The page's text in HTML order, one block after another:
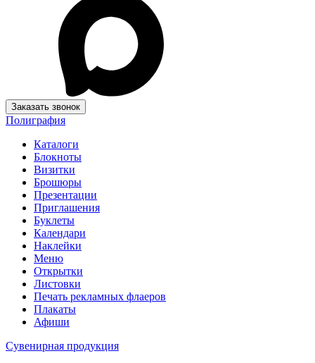
Заказать звонок
Полиграфия
Каталоги
Блокноты
Визитки
Брошюры
Презентации
Приглашения
Буклеты
Календари
Наклейки
Меню
Открытки
Листовки
Печать рекламных флаеров
Плакаты
Афиши
Сувенирная продукция